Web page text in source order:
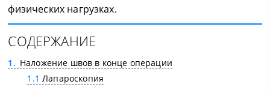
физических нагрузках.
СОДЕРЖАНИЕ
1
Наложение швов в конце операции
1.1 Лапароскопия